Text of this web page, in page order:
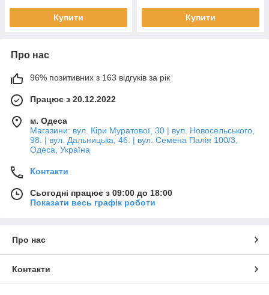
Купити Купити
Про нас
96% позитивних з 163 відгуків за рік
Працює з 20.12.2022
м. Одеса
Магазини: вул. Кіри Муратової, 30 | вул. Новосельського,
98. | вул. Дальницька, 46. | вул. Семена Палія 100/3,
Одеса, Україна
Контакти
Сьогодні працює з 09:00 до 18:00
Показати весь графік роботи
Про нас
Контакти